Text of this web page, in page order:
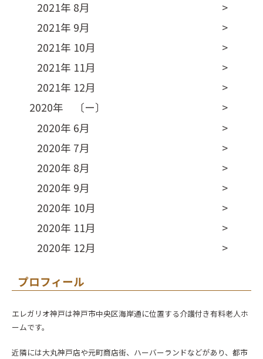
2021年 8月
2021年 9月
2021年 10月
2021年 11月
2021年 12月
2020年 〔ー〕
2020年 6月
2020年 7月
2020年 8月
2020年 9月
2020年 10月
2020年 11月
2020年 12月
プロフィール
エレガリオ神戸は神戸市中央区海岸通に位置する介護付き有料老人ホ
ームです。
近隣には大丸神戸店や元町商店街、ハーバーランドなどがあり、都市